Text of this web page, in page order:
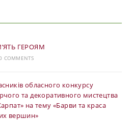
ГЕРОЯМ
COMMENTS
обласного конкурсу
та декоративного мистецтва
на тему «Барви та краса
вершин»